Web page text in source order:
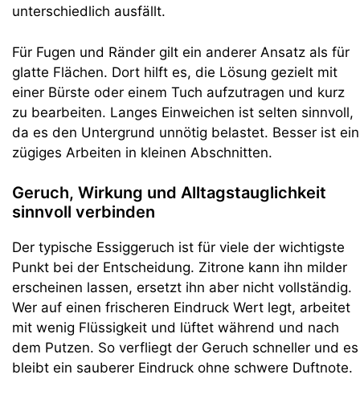
unterschiedlich ausfällt.
Für Fugen und Ränder gilt ein anderer Ansatz als für
glatte Flächen. Dort hilft es, die Lösung gezielt mit
einer Bürste oder einem Tuch aufzutragen und kurz
zu bearbeiten. Langes Einweichen ist selten sinnvoll,
da es den Untergrund unnötig belastet. Besser ist ein
zügiges Arbeiten in kleinen Abschnitten.
Geruch, Wirkung und Alltagstauglichkeit
sinnvoll verbinden
Der typische Essiggeruch ist für viele der wichtigste
Punkt bei der Entscheidung. Zitrone kann ihn milder
erscheinen lassen, ersetzt ihn aber nicht vollständig.
Wer auf einen frischeren Eindruck Wert legt, arbeitet
mit wenig Flüssigkeit und lüftet während und nach
dem Putzen. So verfliegt der Geruch schneller und es
bleibt ein sauberer Eindruck ohne schwere Duftnote.